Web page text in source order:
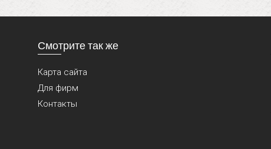
Смотрите так же
Карта сайта
Для фирм
Контакты